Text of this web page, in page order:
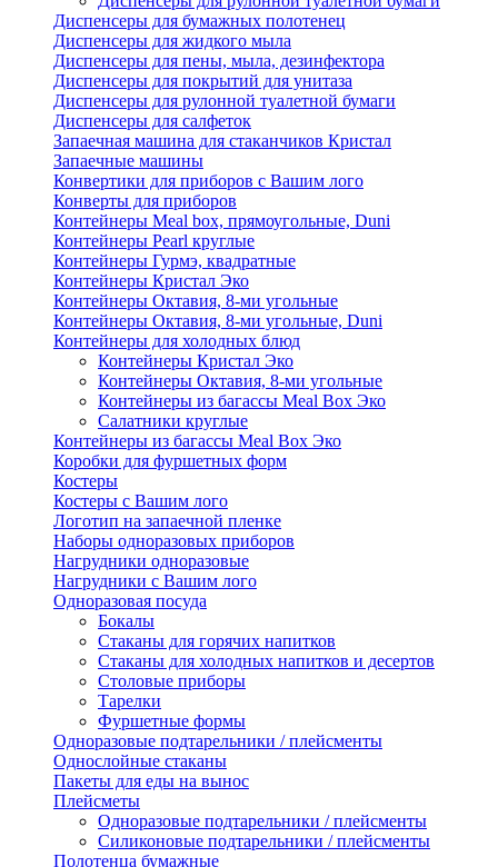
Диспенсеры для бумажных полотенец
Диспенсеры для жидкого мыла
Диспенсеры для пены, мыла, дезинфектора
Диспенсеры для покрытий для унитаза
Диспенсеры для рулонной туалетной бумаги
Диспенсеры для салфеток
Запаечная машина для стаканчиков Кристал
Запаечные машины
Конвертики для приборов с Вашим лого
Конверты для приборов
Контейнеры Meal box, прямоугольные, Duni
Контейнеры Pearl круглые
Контейнеры Гурмэ, квадратные
Контейнеры Кристал Эко
Контейнеры Октавия, 8-ми угольные
Контейнеры Октавия, 8-ми угольные, Duni
Контейнеры для холодных блюд
Контейнеры Кристал Эко
Контейнеры Октавия, 8-ми угольные
Контейнеры из багассы Meal Box Эко
Салатники круглые
Контейнеры из багассы Meal Box Эко
Коробки для фуршетных форм
Костеры
Костеры с Вашим лого
Логотип на запаечной пленке
Наборы одноразовых приборов
Нагрудники одноразовые
Нагрудники с Вашим лого
Одноразовая посуда
Бокалы
Стаканы для горячих напитков
Стаканы для холодных напитков и десертов
Столовые приборы
Тарелки
Фуршетные формы
Одноразовые подтарельники / плейсменты
Однослойные стаканы
Пакеты для еды на вынос
Плейсметы
Одноразовые подтарельники / плейсменты
Силиконовые подтарельники / плейсменты
Полотенца бумажные